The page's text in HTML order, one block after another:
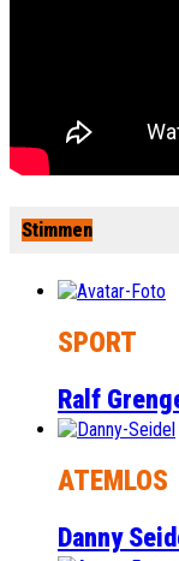
Stimmen
SPORT
Ralf
ATEMLOS
Danny